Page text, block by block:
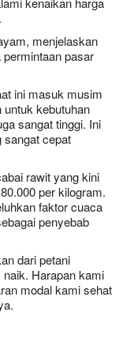
menjelaskan
pasar
ini masuk musim
untuk kebutuhan
sangat tinggi. Ini
sangat cepat
rawit yang kini
per kilogram.
faktor cuaca
penyebab
dari petani
Harapan kami
modal kami sehat